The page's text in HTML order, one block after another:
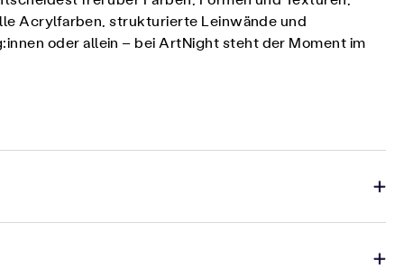
Acrylfarben, strukturierte Leinwände und
oder allein – bei ArtNight steht der Moment im